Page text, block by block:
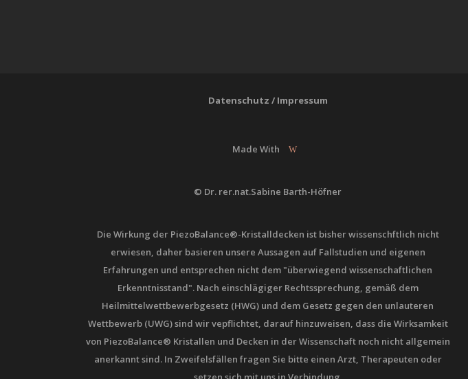
Datenschutz / Impressum
Made With
© Dr. rer.nat.Sabine Barth-Höfner
Die Wirkung der PiezoBalance®-Kristalldecken ist bisher wissenschftlich nicht
erwiesen, daher basieren unsere Aussagen auf Fallstudien und eigenen
Erfahrungen und entsprechen nicht dem "überwiegend wissenschaftlichen
Erkenntnisstand". Nach einschlägiger Rechtssprechung, gemäß dem
Heilmittelwettbewerbgesetz (HWG) und dem Gesetz gegen den unlauteren
Wettbewerb (UWG) sind wir vepflichtet, darauf hinzuweisen, dass die Wirksamkeit
von PiezoBalance® Kristallen und Decken in der Wissenschaft noch nicht allgemein
anerkannt sind. In Zweifelsfällen fragen Sie bitte einen Arzt, Therapeuten oder